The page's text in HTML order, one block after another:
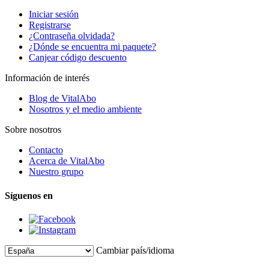
Iniciar sesión
Registrarse
¿Contraseña olvidada?
¿Dónde se encuentra mi paquete?
Canjear código descuento
Información de interés
Blog de VitalAbo
Nosotros y el medio ambiente
Sobre nosotros
Contacto
Acerca de VitalAbo
Nuestro grupo
Síguenos en
Cambiar país/idioma